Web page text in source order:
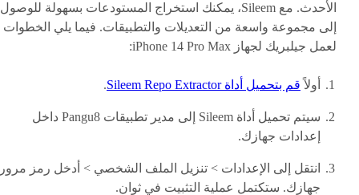
الأحدث. مع Sileem، يمكنك استخراج المستودعات بسهولة للوصول
إلى مجموعة واسعة من التعديلات والتطبيقات. فيما يلي الخطوات
لعمل جيلبريك لجهاز iPhone 14 Pro Max:
أولاًقم بتحميل أداة Sileem Repo Extractor .
سيتم تحميل أداة Sileem إلى مدير تطبيقات Pangu8 داخل
إعدادات جهازك.
انتقل إلى الإعدادات > تنزيل الملف الشخصي > أدخل رمز مرور
جهازك. ستكتمل عملية التثبيت في ثوانٍ.